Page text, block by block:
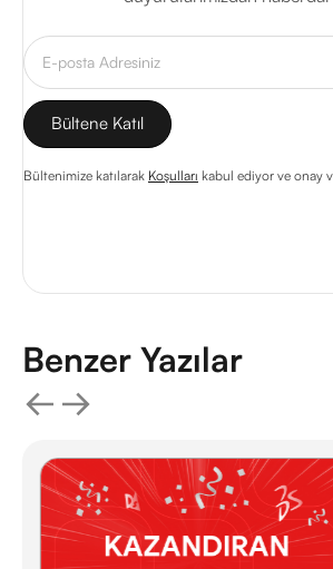
Bültenimize katılarak Koşulları kabul ediyor ve onay
Benzer Yazılar